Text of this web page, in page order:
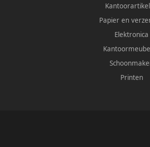
Papier en
Elektronica
Printen